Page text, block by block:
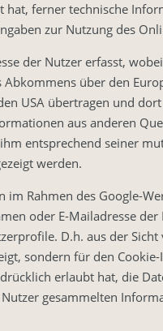
hat, ferner technische
zur Nutzung des
der Nutzer erfasst,
Abkommens über den
USA übertragen und
aus anderen
entsprechend seiner
werden.
im Rahmen des Google-
oder E-Mailadresse
D.h. aus der
sondern für den
erlaubt hat, die
gesammelten